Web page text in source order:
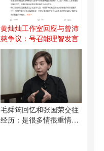
黄灿灿工作室回应与曾沛
慈争议：号召能理智发言
毛舜筠回忆和张国荣交往
经历：是很多情很重情的